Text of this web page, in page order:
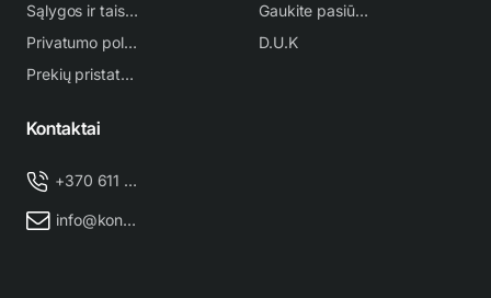
Sąlygos ir taisyklės
Privatumo politika
Prekių pristatymas
Gaukite pasiūlymą
D.U.K
Kontaktai
+370 611 38 500
info@kondicionieriu-meistras.lt